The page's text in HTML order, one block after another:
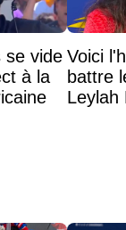
se vide
à la
Voici
battre
Leylah